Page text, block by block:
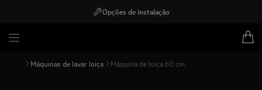
Opções de instalação
Máquinas de lavar loiça Máquina de loiça 60 cm